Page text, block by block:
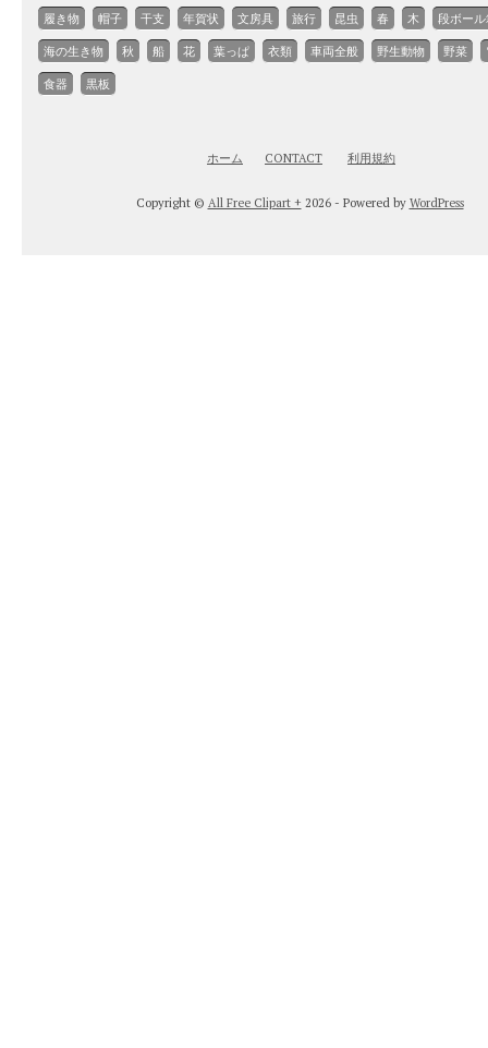
履き物 帽子 干支 年賀状 文房具 旅行 昆虫 春 木 段ボー
海の生き物 秋 船 花 葉っぱ 衣類 車両全般 野生動物 野菜
食器 黒板
ホーム CONTACT 利用規約
Copyright © All Free Clipart + 2026 - Powered by WordPress